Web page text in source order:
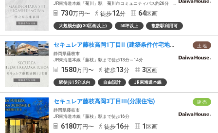
JR東海道本線「菊川」駅 菊川市コミュニティバス約26分 「沢水加原」バス停徒歩12分～13分
730万円〜 徒歩12分 64区画
大規模分譲(30区画以上) 50坪以上 複数駅利用可
土 地
セキュレア藤枝高岡1丁目II (建築条件付宅地分譲)
静岡県藤枝市
JR東海道本線「藤枝」駅まで徒歩13分～14分
1580万円〜 徒歩13分 3 区画
駅徒歩15分以内 自由設計 JR東海道本線
建 売
セキュレア藤枝高岡3丁目III(分譲住宅)
静岡県藤枝市
JR東海道本線「藤枝」駅まで徒歩16分
6180万円〜 徒歩16分 1 区画